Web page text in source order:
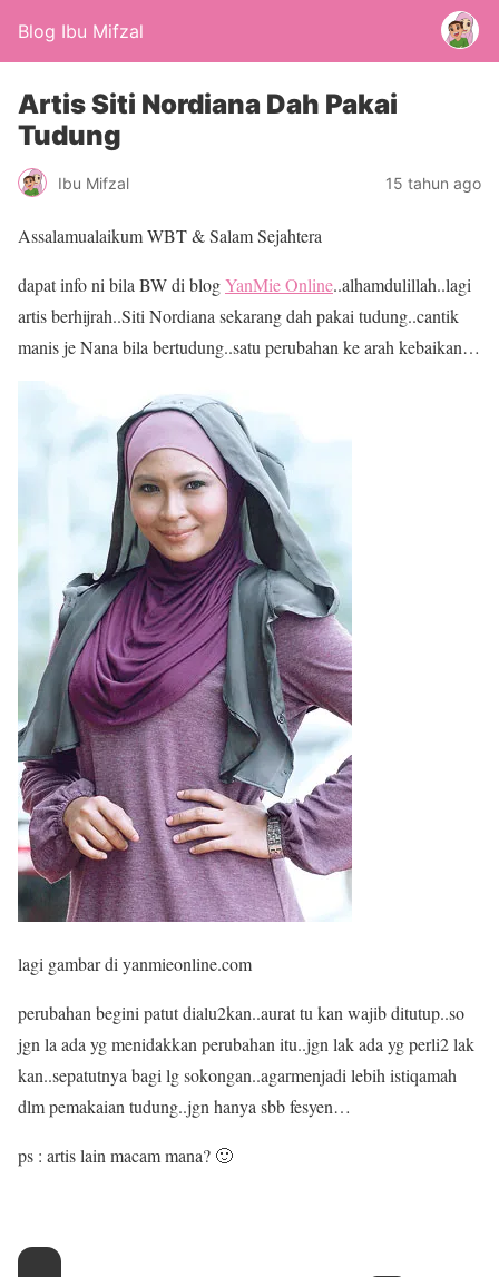
Blog Ibu Mifzal
Artis Siti Nordiana Dah Pakai
Tudung
Ibu Mifzal 15 tahun ago
Assalamualaikum WBT & Salam Sejahtera
dapat info ni bila BW di blogYanMie Online..alhamdulillah..lagi
artis berhijrah..Siti Nordiana sekarang dah pakai tudung..cantik
manis je Nana bila bertudung..satu perubahan ke arah kebaikan…
lagi gambar di yanmieonline.com
perubahan begini patut dialu2kan..aurat tu kan wajib ditutup..so
jgn la ada yg menidakkan perubahan itu..jgn lak ada yg perli2 lak
kan..sepatutnya bagi lg sokongan..agarmenjadi lebih istiqamah
dlm pemakaian tudung..jgn hanya sbb fesyen…
ps : artis lain macam mana? 🙂